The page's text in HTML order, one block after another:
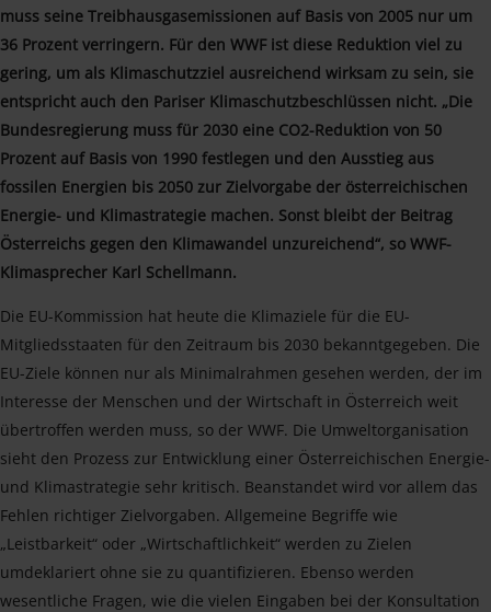
muss seine Treibhausgasemissionen auf Basis von 2005 nur um
36 Prozent verringern. Für den WWF ist diese Reduktion viel zu
gering, um als Klimaschutzziel ausreichend wirksam zu sein, sie
entspricht auch den Pariser Klimaschutzbeschlüssen nicht. „Die
Bundesregierung muss für 2030 eine CO2-Reduktion von 50
Prozent auf Basis von 1990 festlegen und den Ausstieg aus
fossilen Energien bis 2050 zur Zielvorgabe der österreichischen
Energie- und Klimastrategie machen. Sonst bleibt der Beitrag
Österreichs gegen den Klimawandel unzureichend“, so WWF-
Klimasprecher Karl Schellmann.
Die EU-Kommission hat heute die Klimaziele für die EU-
Mitgliedsstaaten für den Zeitraum bis 2030 bekanntgegeben. Die
EU-Ziele können nur als Minimalrahmen gesehen werden, der im
Interesse der Menschen und der Wirtschaft in Österreich weit
übertroffen werden muss, so der WWF. Die Umweltorganisation
sieht den Prozess zur Entwicklung einer Österreichischen Energie-
und Klimastrategie sehr kritisch. Beanstandet wird vor allem das
Fehlen richtiger Zielvorgaben. Allgemeine Begriffe wie
„Leistbarkeit“ oder „Wirtschaftlichkeit“ werden zu Zielen
umdeklariert ohne sie zu quantifizieren. Ebenso werden
wesentliche Fragen, wie die vielen Eingaben bei der Konsultation